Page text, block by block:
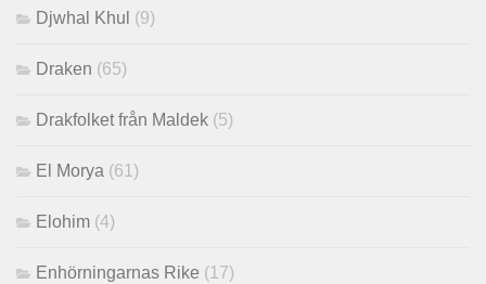
Djwhal Khul (9)
Draken (65)
Drakfolket från Maldek (5)
El Morya (61)
Elohim (4)
Enhörningarnas Rike (17)